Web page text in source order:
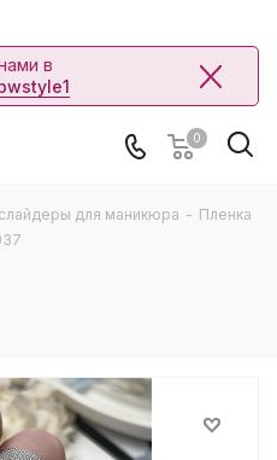
в
0
для маникюра - Пленка